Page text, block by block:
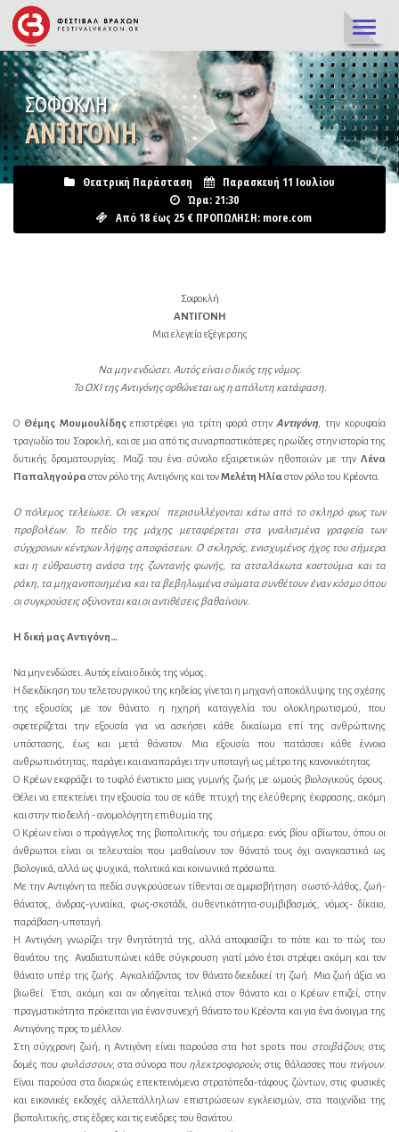
ΣΟΦΟΚΛΉ
ΑΝΤΙΓΌΝΗ
Θεατρική Παράσταση
Παρασκευή 11 Ιουλίου
Ώρα: 21:30
Από 18 έως 25 € ΠΡΟΠΩΛΗΣΗ: more.com
Σοφοκλή
ΑΝΤΙΓΟΝΗ
Μια ελεγεία εξέγερσης
Να μην ενδώσει. Αυτός είναι ο δικός της νόμος.
Το ΟΧΙ της Αντιγόνης ορθώνεται ως η απόλυτη κατάφαση.
O Θέμης Μουμουλίδηςεπιστρέφει για τρίτη φορά στηνΑντιγόνη, την κορυφαία
τραγωδία του Σοφοκλή, και σε μια από τις συναρπαστικότερες ηρωίδες στην ιστορία της
δυτικής δραματουργίας. Μαζί του ένα σύνολο εξαιρετικών ηθοποιών με την Λένα
Παπαληγούραστον ρόλο της Αντιγόνης και τονΜελέτη Ηλίαστον ρόλο του Κρέοντα.
Ο πόλεμος τελείωσε. Οι νεκροί περισυλλέγονται κάτω από το σκληρό φως των
προβολέων. Το πεδίο της μάχης μεταφέρεται στα γυαλισμένα γραφεία των
σύγχρονων κέντρων λήψης αποφάσεων. Ο σκληρός, ενισχυμένος ήχος του σήμερα
και η εύθραυστη ανάσα της ζωντανής φωνής, τα ατσαλάκωτα κοστούμια και τα
ράκη, τα μηχανοποιημένα και τα βεβηλωμένα σώματα συνθέτουν έναν κόσμο όπου
οι συγκρούσεις οξύνονται και οι αντιθέσεις βαθαίνουν.
Η δική μας Αντιγόνη…
Να μην ενδώσει. Αυτός είναι ο δικός της νόμος.
Η διεκδίκηση του τελετουργικού της κηδείας γίνεται η μηχανή αποκάλυψης της σχέσης
της εξουσίας με τον θάνατο: η ηχηρή καταγγελία του ολοκληρωτισμού, που
σφετερίζεται την εξουσία για να ασκήσει κάθε δικαίωμα επί της ανθρώπινης
υπόστασης, έως και μετά θάνατον. Μια εξουσία που πατάσσει κάθε έννοια
ανθρωπινότητας, παράγει και αναπαράγει την υποταγή ως μέτρο της κανονικότητας.
Ο Κρέων εκφράζει το τυφλό ένστικτο μιας γυμνής ζωής με ωμούς βιολογικούς όρους.
Θέλει να επεκτείνει την εξουσία του σε κάθε πτυχή της ελεύθερης έκφρασης, ακόμη
και στην πιο δειλή - ανομολόγητη επιθυμία της.
Ο Κρέων είναι ο προάγγελος της βιοπολιτικής του σήμερα: ενός βίου αβίωτου, όπου οι
άνθρωποι είναι οι τελευταίοι που μαθαίνουν τον θάνατό τους όχι αναγκαστικά ως
βιολογικά, αλλά ως ψυχικά, πολιτικά και κοινωνικά πρόσωπα.
Με την Αντιγόνη τα πεδία συγκρούσεων τίθενται σε αμφισβήτηση: σωστό-λάθος, ζωή-
θάνατος, άνδρας-γυναίκα, φως-σκοτάδι, αυθεντικότητα-συμβιβασμός, νόμος- δίκαιο,
παράβαση-υποταγή.
Η Αντιγόνη γνωρίζει την θνητότητά της, αλλά αποφασίζει το πότε και το πώς του
θανάτου της. Αναδιατυπώνει κάθε σύγκρουση γιατί μόνο έτσι στρέφει ακόμη και τον
θάνατο υπέρ της ζωής. Αγκαλιάζοντας τον θάνατο διεκδικεί τη ζωή. Μια ζωή άξια να
βιωθεί. Έτσι, ακόμη και αν οδηγείται τελικά στον θάνατο και ο Κρέων επιζεί, στην
πραγματικότητα πρόκειται για έναν συνεχή θάνατο του Κρέοντα και για ένα άνοιγμα της
Αντιγόνης προς το μέλλον.
Στη σύγχρονη ζωή, η Αντιγόνη είναι παρούσα στα hot spots που στοιβάζουν, στις
δομές που φυλάσσουν, στα σύνορα που ηλεκτροφορούν, στις θάλασσες που πνίγουν.
Είναι παρούσα στα διαρκώς επεκτεινόμενα στρατόπεδα-τάφους ζώντων, στις φυσικές
και εικονικές εκδοχές αλλεπάλληλων επιστρώσεων εγκλεισμών, στα παιχνίδια της
βιοπολιτικής, στις έδρες και τις ενέδρες του θανάτου.